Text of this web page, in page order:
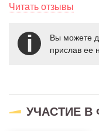
Читать отзывы
Вы можете
прислав ее
УЧАСТИЕ В